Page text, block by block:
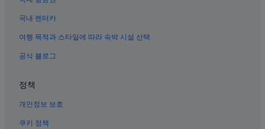
국내 렌터카
여행 목적과 스타일에 따라 숙박 시설 선택
공식 블로그
정책
개인정보 보호
쿠키 정책